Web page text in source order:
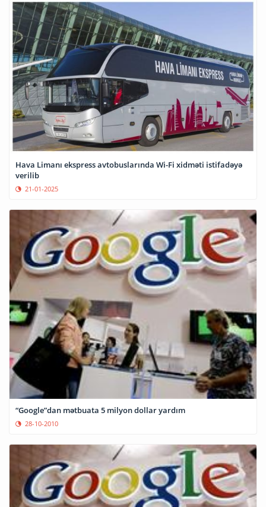
Hava Limanı ekspress avtobuslarında Wi-Fi xidməti istifadəyə
verilib
21-01-2025
“Google”dan mətbuata 5 milyon dollar yardım
28-10-2010